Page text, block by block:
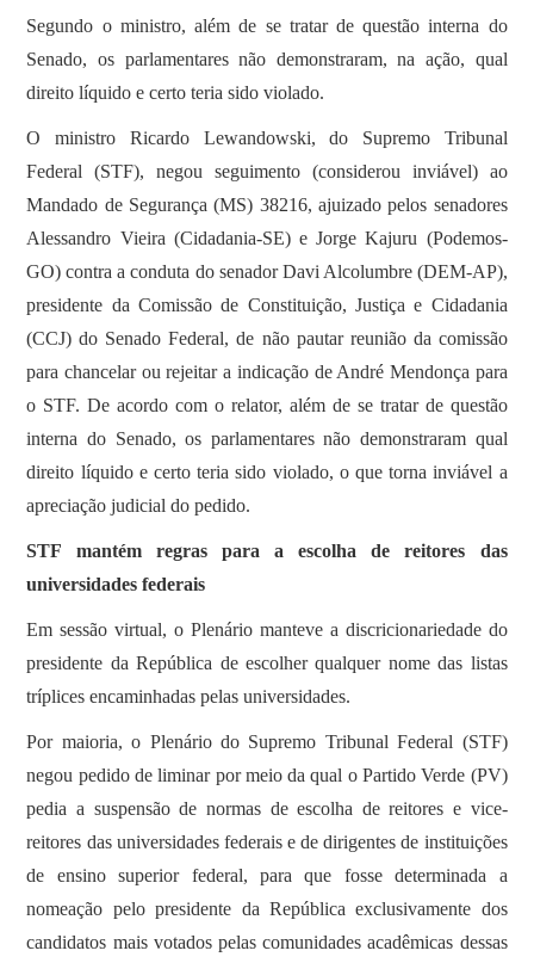
Segundo o ministro, além de se tratar de questão interna do
Senado, os parlamentares não demonstraram, na ação, qual
direito líquido e certo teria sido violado.
O ministro Ricardo Lewandowski, do Supremo Tribunal
Federal (STF), negou seguimento (considerou inviável) ao
Mandado de Segurança (MS) 38216, ajuizado pelos senadores
Alessandro Vieira (Cidadania-SE) e Jorge Kajuru (Podemos-
GO) contra a conduta do senador Davi Alcolumbre (DEM-AP),
presidente da Comissão de Constituição, Justiça e Cidadania
(CCJ) do Senado Federal, de não pautar reunião da comissão
para chancelar ou rejeitar a indicação de André Mendonça para
o STF. De acordo com o relator, além de se tratar de questão
interna do Senado, os parlamentares não demonstraram qual
direito líquido e certo teria sido violado, o que torna inviável a
apreciação judicial do pedido.
STF mantém regras para a escolha de reitores das
universidades federais
Em sessão virtual, o Plenário manteve a discricionariedade do
presidente da República de escolher qualquer nome das listas
tríplices encaminhadas pelas universidades.
Por maioria, o Plenário do Supremo Tribunal Federal (STF)
negou pedido de liminar por meio da qual o Partido Verde (PV)
pedia a suspensão de normas de escolha de reitores e vice-
reitores das universidades federais e de dirigentes de instituições
de ensino superior federal, para que fosse determinada a
nomeação pelo presidente da República exclusivamente dos
candidatos mais votados pelas comunidades acadêmicas dessas